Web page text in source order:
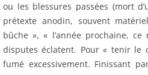
ou les blessures passées (mort
prétexte anodin, souvent
bûche », « l’année prochaine,
disputes éclatent. Pour « tenir le
fumé excessivement. Finissant